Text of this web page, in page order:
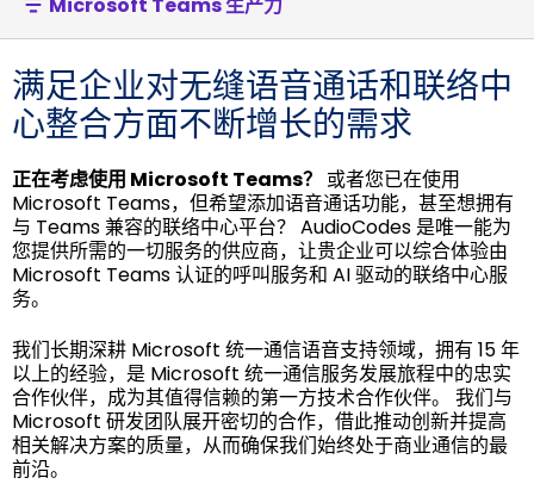
满足企业对无缝语音通话和联络中
心整合方面不断增长的需求
正在考虑使用 Microsoft Teams？ 或者您已在使用
Microsoft Teams，但希望添加语音通话功能，甚至想拥有
与 Teams 兼容的联络中心平台？ AudioCodes 是唯一能为
您提供所需的一切服务的供应商，让贵企业可以综合体验由
Microsoft Teams 认证的呼叫服务和 AI 驱动的联络中心服
务。
我们长期深耕 Microsoft 统一通信语音支持领域，拥有 15 年
以上的经验，是 Microsoft 统一通信服务发展旅程中的忠实
合作伙伴，成为其值得信赖的第一方技术合作伙伴。 我们与
Microsoft 研发团队展开密切的合作，借此推动创新并提高
相关解决方案的质量，从而确保我们始终处于商业通信的最
前沿。